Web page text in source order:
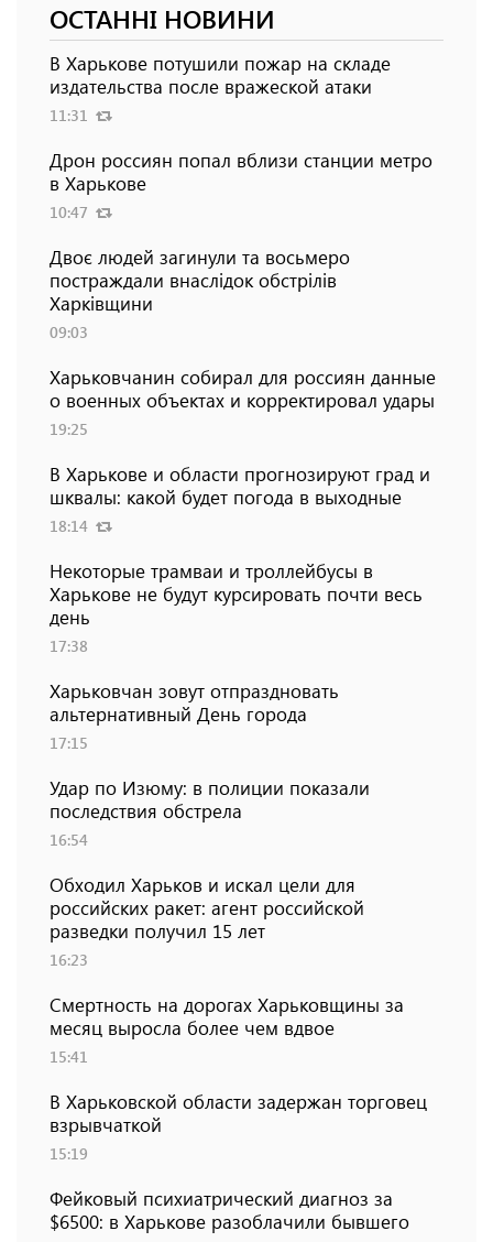
ОСТАННІ НОВИНИ
В Харькове потушили пожар на складе
издательства после вражеской атаки
11:31
Дрон россиян попал вблизи станции метро
в Харькове
10:47
Двоє людей загинули та восьмеро
постраждали внаслідок обстрілів
Харківщини
09:03
Харьковчанин собирал для россиян данные
о военных объектах и ​​корректировал удары
19:25
В Харькове и области прогнозируют град и
шквалы: какой будет погода в выходные
18:14
Некоторые трамваи и троллейбусы в
Харькове не будут курсировать почти весь
день
17:38
Харьковчан зовут отпраздновать
альтернативный День города
17:15
Удар по Изюму: в полиции показали
последствия обстрела
16:54
Обходил Харьков и искал цели для
российских ракет: агент российской
разведки получил 15 лет
16:23
Смертность на дорогах Харьковщины за
месяц выросла более чем вдвое
15:41
В Харьковской области задержан торговец
взрывчаткой
15:19
Фейковый психиатрический диагноз за
$6500: в Харькове разоблачили бывшего